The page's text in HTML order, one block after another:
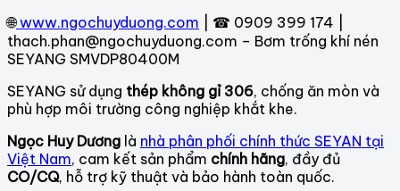
🌐 www.ngochuyduong.com | ☎ 0909 399 174 |
thach.phan@ngochuyduong.com – Bơm trống khí nén
SEYANG SMVDP80400M
SEYANG sử dụng thép không gỉ 306, chống ăn mòn và
phù hợp môi trường công nghiệp khắt khe.
Ngọc Huy Dương là nhà phân phối chính thức SEYAN tại
Việt Nam, cam kết sản phẩm chính hãng, đầy đủ
CO/CQ, hỗ trợ kỹ thuật và bảo hành toàn quốc.